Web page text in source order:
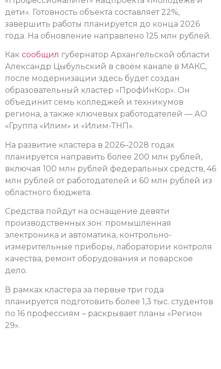
дети». Готовность объекта составляет 22%,
завершить работы планируется до конца 2026
года. На обновление направлено 125 млн рублей.
Как сообщил губернатор Архангельской области
Александр Цыбульский в своём канале в МАКС,
после модернизации здесь будет создан
образовательный кластер «ПрофИнКор». Он
объединит семь колледжей и техникумов
региона, а также ключевых работодателей — АО
«Группа «Илим» и «Илим-ТНП».
На развитие кластера в 2026–2028 годах
планируется направить более 200 млн рублей,
включая 100 млн рублей федеральных средств, 46
млн рублей от работодателей и 60 млн рублей из
областного бюджета.
Средства пойдут на оснащение девяти
производственных зон: промышленная
электроника и автоматика, контрольно-
измерительные приборы, лаборатории контроля
качества, ремонт оборудования и поварское
дело.
В рамках кластера за первые три года
планируется подготовить более 1,3 тыс. студентов
по 16 профессиям – раскрывает планы «Регион
29».